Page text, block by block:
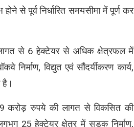
से पूर्व निर्धारित समयसीमा में पूर्ण कर
लागत से 6 हेक्टेयर से अधिक क्षेत्रफल में
निर्माण, विद्युत एवं सौंदर्यीकरण कार्य,
है।
करोड़ रुपये की लागत से विकसित की
25 हेक्टेयर क्षेत्र में सड़क निर्माण,